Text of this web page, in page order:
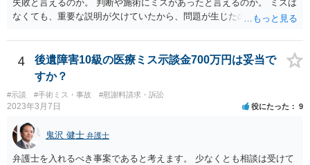
ん」という趣旨の合意をしてしまっていると， 上記の請求は，基本的
には困難となります。
失敗と言えるのか。 判断や施術にミスがあったと言えるのか。 ミスは
なくても、重要な説明が欠けていたから、問題が生じたのか。 美容整
4
後遺障害10級の医療ミス示談金700万円は妥当で
すか？
#示談 #手術ミス・事故 #慰謝料請求・訴訟
2023年3月7日 役にたった 9
鬼沢 健士 弁護士
弁護士を入れるべき事案であると考えます。 少なくとも相談は受けて